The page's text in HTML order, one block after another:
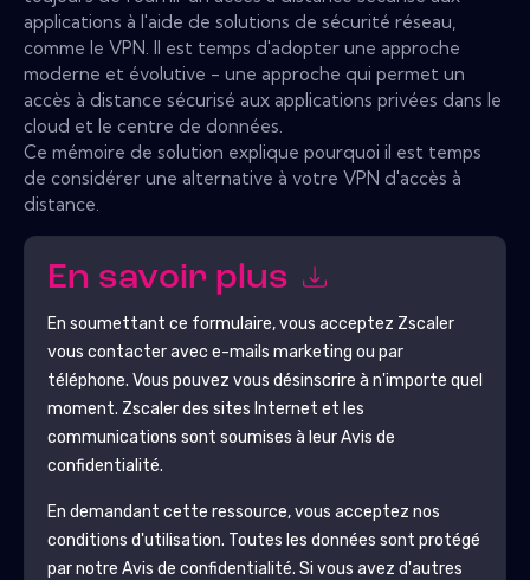
applications à l'aide de solutions de sécurité réseau,
comme le VPN. Il est temps d'adopter une approche
moderne et évolutive - une approche qui permet un
accès à distance sécurisé aux applications privées dans le
cloud et le centre de données.
Ce mémoire de solution explique pourquoi il est temps
de considérer une alternative à votre VPN d'accès à
distance.
En savoir plus
En soumettant ce formulaire, vous acceptez Zscaler
vous contacter avec e-mails marketing ou par
téléphone. Vous pouvez vous désinscrire à n'importe quel
moment. Zscalerdes sites Internet et les
communications sont soumises à leur Avis de
confidentialité.
En demandant cette ressource, vous acceptez nos
conditions d'utilisation. Toutes les données sont protégé
par notre Avis de confidentialité. Si vous avez d'autres